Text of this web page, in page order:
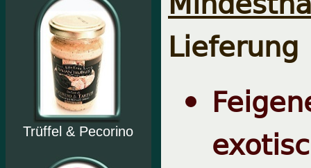
Trüffel & Pecorino
Lieferung